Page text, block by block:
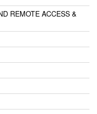
REMOTE ACCESS &